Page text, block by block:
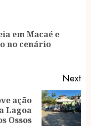
em Macaé e
no cenário
Next
ação
Lagoa
Ossos